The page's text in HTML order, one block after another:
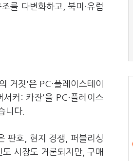
를 다변화하고, 북미·유럽
거짓'은 PC·플레이스테이
커: 카잔'을 PC·플레이스
니다.
판호, 현지 경쟁, 퍼블리싱
시장도 거론되지만, 구매